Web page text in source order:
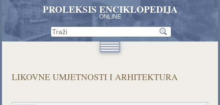
PROLEKSIS ENCIKLOPEDIJA
ONLINE
LIKOVNE UMJETNOSTI I ARHITEKTURA